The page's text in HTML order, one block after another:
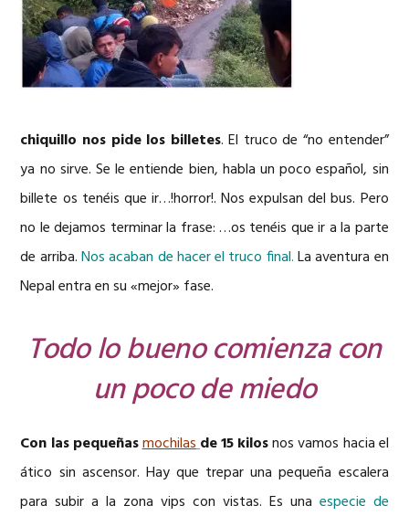
chiquillo nos pide los billetes. El truco de “no entender”
ya no sirve. Se le entiende bien, habla un poco español, sin
billete os tenéis que ir…!horror!. Nos expulsan del bus. Pero
no le dejamos terminar la frase: …os tenéis que ir a la parte
de arriba.Nos acaban de hacer el truco final.La aventura en
Nepal entra en su «mejor» fase.
Todo lo bueno comienza con
un poco de miedo
Con las pequeñasmochilasde 15 kilosnos vamos hacia el
ático sin ascensor. Hay que trepar una pequeña escalera
para subir a la zona vips con vistas. Es una especie de